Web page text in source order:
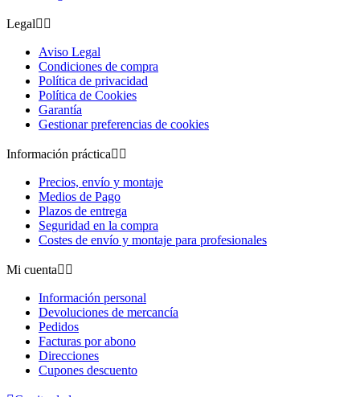
Legal 
Aviso Legal
Condiciones de compra
Política de privacidad
Política de Cookies
Garantía
Gestionar preferencias de cookies
Información práctica 
Precios, envío y montaje
Medios de Pago
Plazos de entrega
Seguridad en la compra
Costes de envío y montaje para profesionales
Mi cuenta 
Información personal
Devoluciones de mercancía
Pedidos
Facturas por abono
Direcciones
Cupones descuento